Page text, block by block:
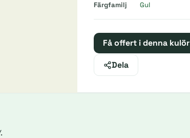
Färgfamilj
Gul
Få offert i denna kulör
Dela